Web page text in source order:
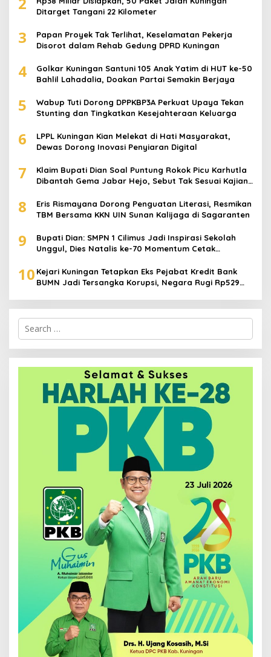
Ditarget Tangani 22 Kilometer
3
Papan Proyek Tak Terlihat, Keselamatan Pekerja
Disorot dalam Rehab Gedung DPRD Kuningan
4
Golkar Kuningan Santuni 105 Anak Yatim di HUT ke-50
Bahlil Lahadalia, Doakan Partai Semakin Berjaya
5
Wabup Tuti Dorong DPPKBP3A Perkuat Upaya Tekan
Stunting dan Tingkatkan Kesejahteraan Keluarga
6
LPPL Kuningan Kian Melekat di Hati Masyarakat,
Dewas Dorong Inovasi Penyiaran Digital
7
Klaim Bupati Dian Soal Puntung Rokok Picu Karhutla
Dibantah Gema Jabar Hejo, Sebut Tak Sesuai Kajian
8
Eris Rismayana Dorong Penguatan Literasi, Resmikan
TBM Bersama KKN UIN Sunan Kalijaga di Sagaranten
9
Bupati Dian: SMPN 1 Cilimus Jadi Inspirasi Sekolah
Unggul, Dies Natalis ke-70 Momentum Cetak
10 Kejari Kuningan Tetapkan Eks Pejabat Kredit Bank
BUMN Jadi Tersangka Korupsi, Negara Rugi Rp529
Search
for: